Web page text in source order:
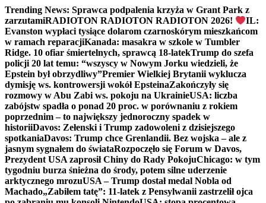
Trending News: Sprawca podpalenia krzyża w Grant Park z
zarzutamiRADIOTON RADIOTON RADIOTON 2026!
IL:
Evanston wypłaci tysiące dolarom czarnoskórym mieszkańcom
w ramach reparacjiKanada: masakra w szkole w Tumbler
Ridge. 10 ofiar śmiertelnych, sprawcą 18-latekTrump do szefa
policji 20 lat temu: “wszyscy w Nowym Jorku wiedzieli, że
Epstein był obrzydliwy”Premier Wielkiej Brytanii wyklucza
dymisję ws. kontrowersji wokół EpsteinaZakończyły się
rozmowy w Abu Zabi ws. pokoju na UkrainieUSA: liczba
zabójstw spadła o ponad 20 proc. w porównaniu z rokiem
poprzednim – to największy jednoroczny spadek w
historiiDavos: Zełenski i Trump zadowoleni z dzisiejszego
spotkaniaDavos: Trump chce Grenlandii. Bez wojska – ale z
jasnym sygnałem do świataRozpoczęło się Forum w Davos,
Prezydent USA zaprosił Chiny do Rady PokojuChicago: w tym
tygodniu burza śnieżna do środy, potem silne uderzenie
arktycznego mrozuUSA – Trump dostał medal Nobla od
Machado„Zabiłem tatę”: 11-latek z Pensylwanii zastrzelił ojca